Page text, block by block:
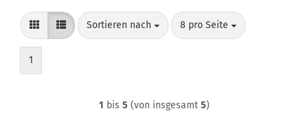
Sortieren nach
Sortieren nach 8 pro Seite
pro Seite
1
1 bis 5 (von insgesamt 5)